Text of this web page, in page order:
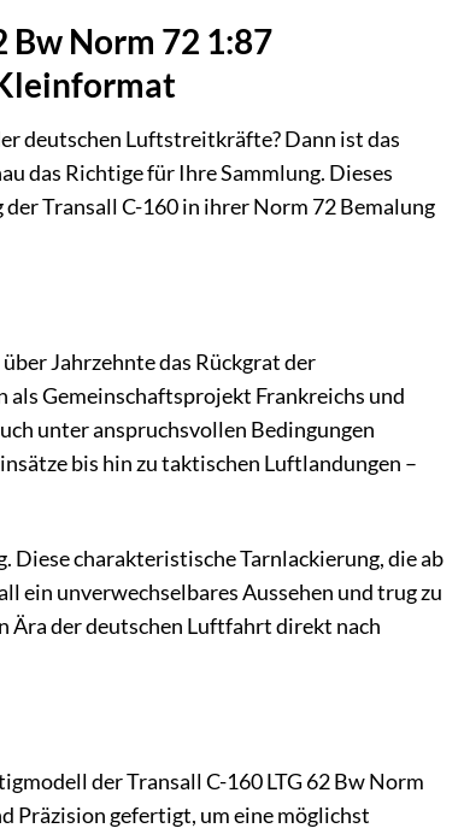
Bw Norm 72 1:87
deutschen Luftstreitkräfte? Dann ist das
das Richtige für Ihre Sammlung. Dieses
Transall C-160 in ihrer Norm 72 Bemalung
Jahrzehnte das Rückgrat der
Gemeinschaftsprojekt Frankreichs und
unter anspruchsvollen Bedingungen
bis hin zu taktischen Luftlandungen –
charakteristische Tarnlackierung, die ab
ein unverwechselbares Aussehen und trug zu
Ära der deutschen Luftfahrt direkt nach
der Transall C-160 LTG 62 Bw Norm
Präzision gefertigt, um eine möglichst